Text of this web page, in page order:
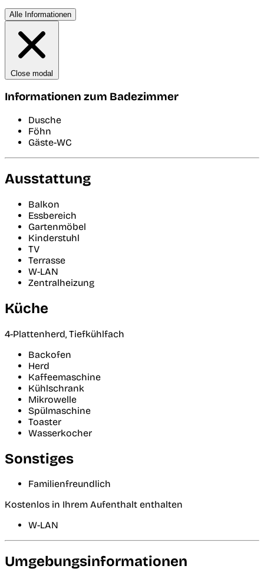
Alle Informationen
Close modal
Informationen zum Badezimmer
Dusche
Föhn
Gäste-WC
Ausstattung
Balkon
Essbereich
Gartenmöbel
Kinderstuhl
TV
Terrasse
W-LAN
Zentralheizung
Küche
4-Plattenherd, Tiefkühlfach
Backofen
Herd
Kaffeemaschine
Kühlschrank
Mikrowelle
Spülmaschine
Toaster
Wasserkocher
Sonstiges
Familienfreundlich
Kostenlos in Ihrem Aufenthalt enthalten
W-LAN
Umgebungsinformationen